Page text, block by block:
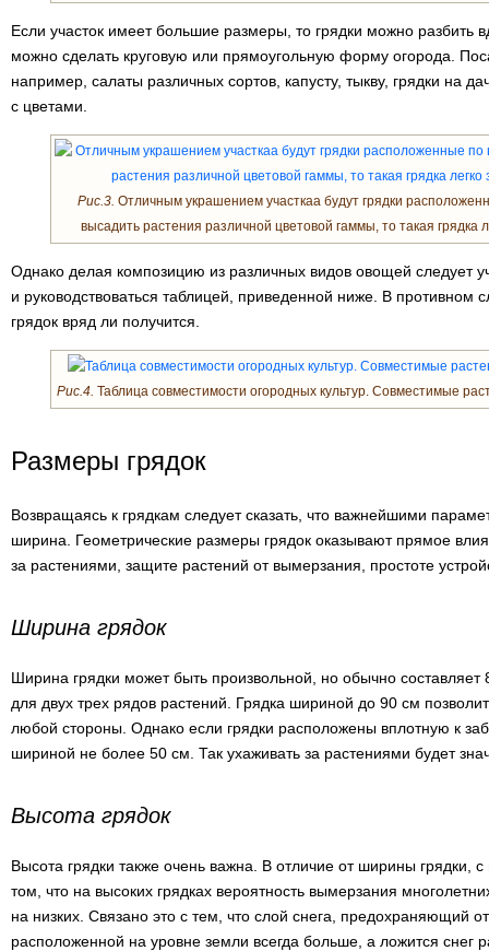
Если участок имеет большие размеры, то грядки можно разбить
можно сделать круговую или прямоугольную форму огорода.
например, салаты различных сортов, капусту, тыкву, грядки на
с цветами.
Рис.3. Отличным украшением участкаа будут грядки
высадить растения различной цветовой гаммы, то такая грядка
Однако делая композицию из различных видов овощей следует
и руководствоваться таблицей, приведенной ниже. В противном
грядок вряд ли получится.
Рис.4. Таблица совместимости огородных культур. Совместимые
Размеры грядок
Возвращаясь к грядкам следует сказать, что важнейшими
ширина. Геометрические размеры грядок оказывают прямое
за растениями, защите растений от вымерзания, простоте
Ширина грядок
Ширина грядки может быть произвольной, но обычно
для двух трех рядов растений. Грядка шириной до 90 см
любой стороны. Однако если грядки расположены вплотную к
шириной не более 50 см. Так ухаживать за растениями будет
Высота грядок
Высота грядки также очень важна. В отличие от ширины грядки,
том, что на высоких грядках вероятность вымерзания
на низких. Связано это с тем, что слой снега, предохраняющий
расположенной на уровне земли всегда больше, а ложится снег